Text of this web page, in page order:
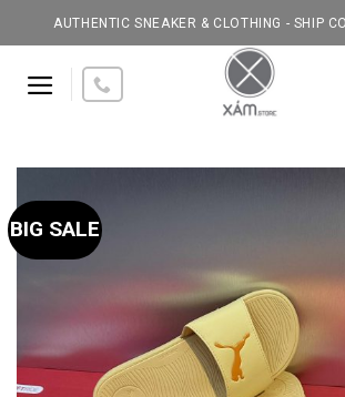
to
AUTHENTIC SNEAKER & CLOTHING - SHIP
BIG SALE